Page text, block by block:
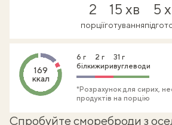
2
порції
15 хв
готування
5
169
ккал
6 г
білки
2 г
жири
31 г
вуглеводи
*Розрахунок для сирих,
продуктів на порцію
Спробуйте смореброди з